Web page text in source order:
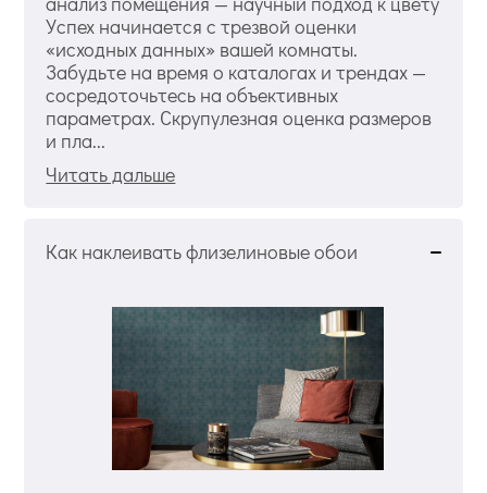
Успех начинается с трезвой оценки
«исходных данных» вашей комнаты.
Забудьте на время о каталогах и трендах —
сосредоточьтесь на объективных
параметрах. Скрупулезная оценка размеров
и пла...
Читать дальше
Как наклеивать флизелиновые обои